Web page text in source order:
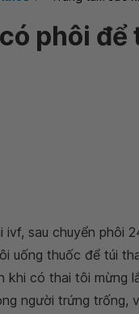
phôi
ivf, sau chuyển phôi
uống thuốc để túi
có thai tôi mừng
người trứng trống,